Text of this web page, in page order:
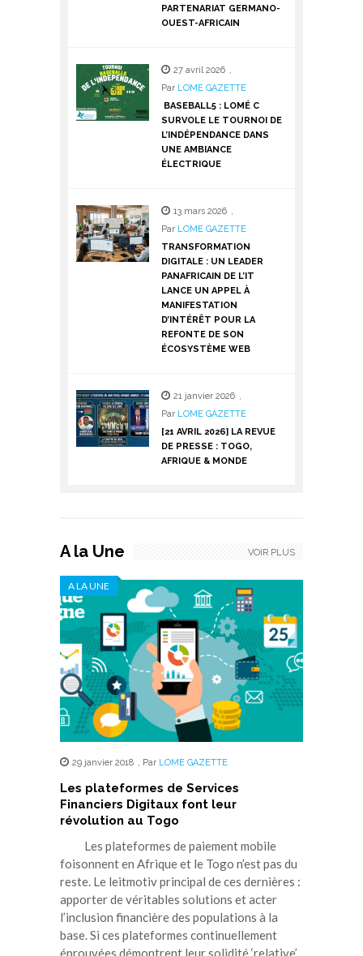
PARTENARIAT GERMANO-
OUEST-AFRICAIN
27 avril 2026 ,
Par LOME GAZETTE
BASEBALL5 : LOMÉ C
SURVOLE LE TOURNOI DE
L’INDÉPENDANCE DANS
UNE AMBIANCE
ÉLECTRIQUE
13 mars 2026 ,
Par LOME GAZETTE
TRANSFORMATION
DIGITALE : UN LEADER
PANAFRICAIN DE L’IT
LANCE UN APPEL À
MANIFESTATION
D’INTÉRÊT POUR LA
REFONTE DE SON
ÉCOSYSTÈME WEB
21 janvier 2026 ,
Par LOME GAZETTE
[21 AVRIL 2026] LA REVUE
DE PRESSE : TOGO,
AFRIQUE & MONDE
A la Une
A LA UNE
29 janvier 2018 , Par LOME GAZETTE
Les plateformes de Services
Financiers Digitaux font leur
révolution au Togo
Les plateformes de paiement mobile
foisonnent en Afrique et le Togo n’est pas du
reste. Le leitmotiv principal de ces dernières :
apporter de véritables solutions et acter
l’inclusion financière des populations à la
base. Si ces plateformes continuellement
VOIR PLUS